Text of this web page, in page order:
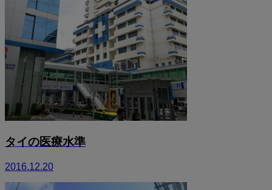
タイの医療水準
2016.12.20